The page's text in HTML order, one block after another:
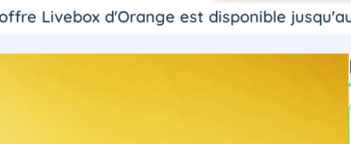
Livebox d'Orange est disponible